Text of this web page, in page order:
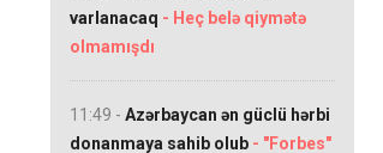
varlanacaq - Heç belə qiymətə
olmamışdı
11:49 - Azərbaycan ən güclü hərbi
donanmaya sahib olub - "Forbes"